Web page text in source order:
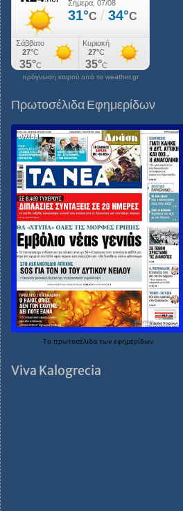
πρόγνωση καιρού από το weather.gr
Πρωτοσέλιδα Εφημερίδων
Τα πρωτοσέλιδα των εφημερίδων
Viva Kalogrecia